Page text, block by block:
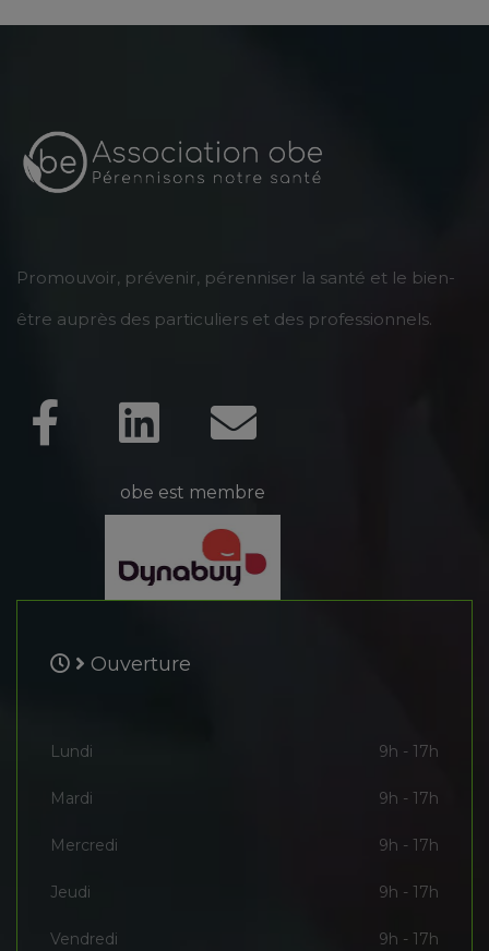
Promouvoir, prévenir, pérenniser la santé et le bien-
être auprès des particuliers et des professionnels.
obe est membre
Ouverture
Lundi 9h - 17h
Mardi 9h - 17h
Mercredi 9h - 17h
Jeudi 9h - 17h
Vendredi 9h - 17h